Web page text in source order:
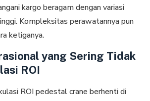
kargo beragam dengan variasi
Kompleksitas perawatannya pun
ketiganya.
yang Sering Tidak
ROI
ROI pedestal crane berhenti di